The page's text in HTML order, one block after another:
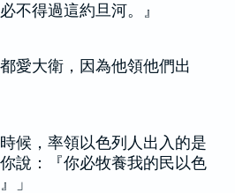
不得過這約旦河。』
愛大衛，因為他領他們出
候，率領以色列人出入的是
說：『你必牧養我的民以色
」